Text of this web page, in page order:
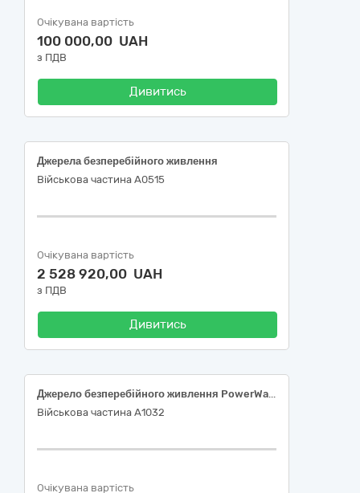
Очікувана вартість
100 000,00 UAH
з ПДВ
Дивитись
Джерела безперебійного живлення
Військова частина А0515
Очікувана вартість
2 528 920,00 UAH
з ПДВ
Дивитись
Джерело безперебійного живлення PowerWalker VFI 2000 ICR IoT (або еквівалент) на техніку спеціального призначення, код відповідно національного класифікатора України ДК 021:2015 31150000-2 Баласти для розрядних ламп чи трубок – 1 найменування
Військова частина А1032
Очікувана вартість